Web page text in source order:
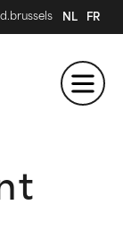
NL FR